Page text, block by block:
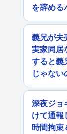
を辞める
義兄が夫
実家同居
すると義
じゃない
深夜ジョ
けて通報
時間拘束